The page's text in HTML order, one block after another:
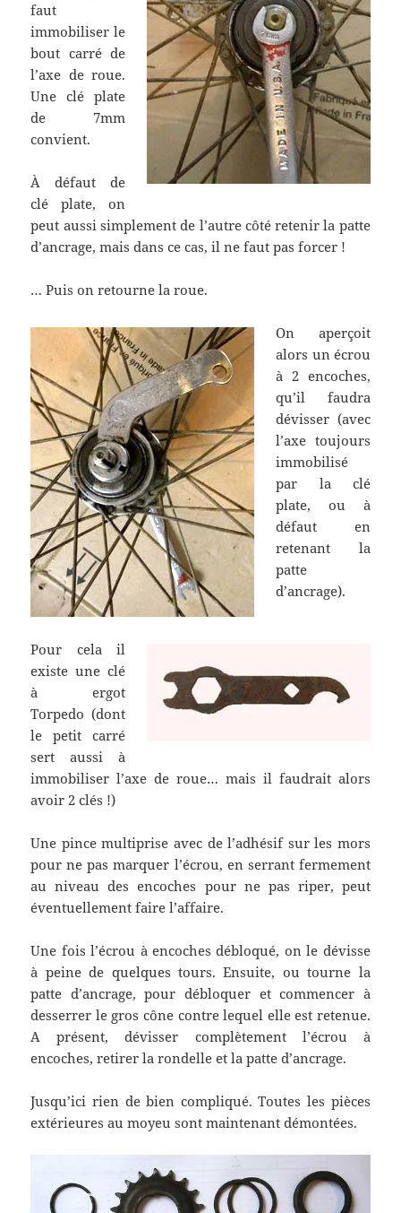
faut
immobiliser le
bout carré de
l’axe de roue.
Une clé plate
de 7mm
convient.
À défaut de
clé plate, on
peut aussi simplement de l’autre côté retenir la patte
d’ancrage, mais dans ce cas, il ne faut pas forcer !
… Puis on retourne la roue.
On aperçoit
alors un écrou
à 2 encoches,
qu’il faudra
dévisser (avec
l’axe toujours
immobilisé
par la clé
plate, ou à
défaut en
retenant la
patte
d’ancrage).
Pour cela il
existe une clé
à ergot
Torpedo (dont
le petit carré
sert aussi à
immobiliser l’axe de roue… mais il faudrait alors
avoir 2 clés !)
Une pince multiprise avec de l’adhésif sur les mors
pour ne pas marquer l’écrou, en serrant fermement
au niveau des encoches pour ne pas riper, peut
éventuellement faire l’affaire.
Une fois l’écrou à encoches débloqué, on le dévisse
à peine de quelques tours. Ensuite, ou tourne la
patte d’ancrage, pour débloquer et commencer à
desserrer le gros cône contre lequel elle est retenue.
A présent, dévisser complètement l’écrou à
encoches, retirer la rondelle et la patte d’ancrage.
Jusqu’ici rien de bien compliqué. Toutes les pièces
extérieures au moyeu sont maintenant démontées.